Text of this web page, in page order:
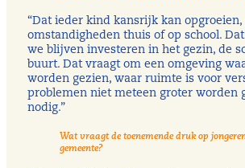
“Dat ieder kind kansrijk kan opgroeien,
omstandigheden thuis of op school.
we blijven investeren in het gezin, de
buurt. Dat vraagt om een omgeving
worden gezien, waar ruimte is voor
problemen niet meteen groter worden
nodig.”
Wat vraagt de toenemende druk op
gemeente?